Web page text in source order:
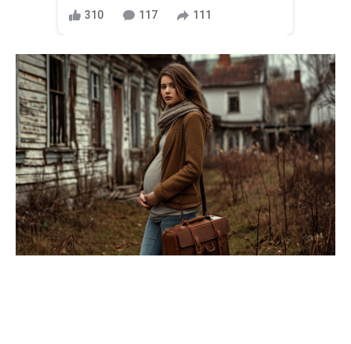
310 117 111